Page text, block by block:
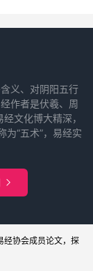
义、对阴阳五行
作者是伏羲、周
文化博大精深，
为“五术”，易经实

经协会成员论文，探